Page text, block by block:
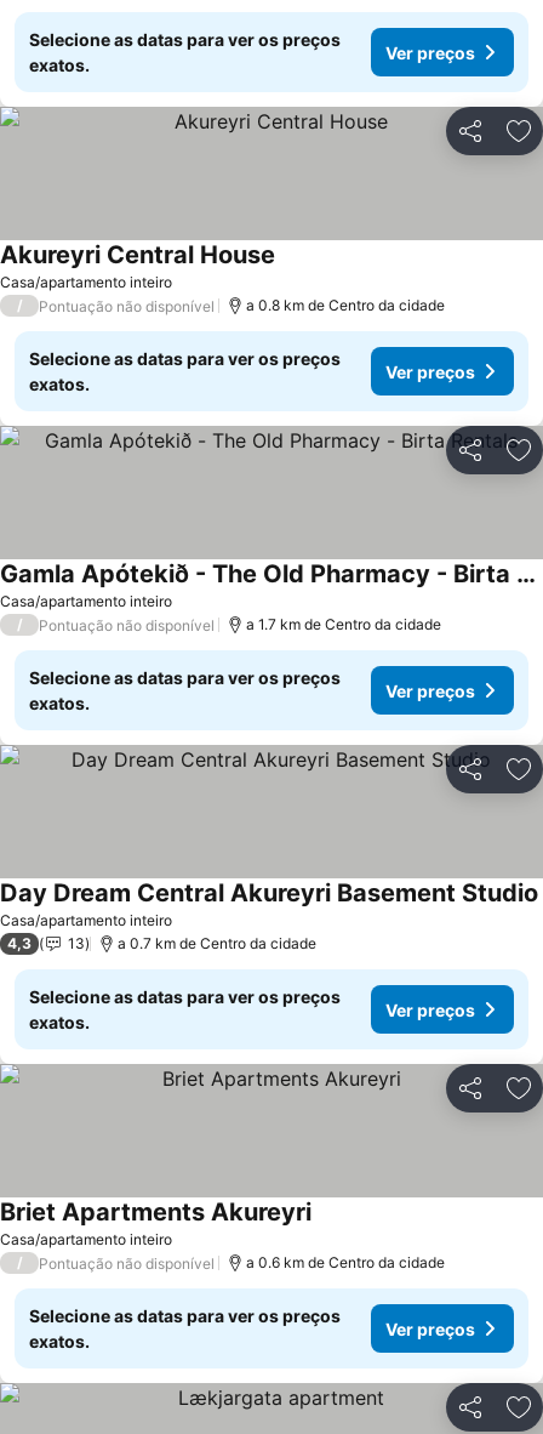
Selecione as datas para ver os preços
exatos.
Ver preços
Partilhar
Casa/apartamento inteiro
Akureyri Central House
/ Pontuação não disponível a 0.8 km de Centro da cidade
Selecione as datas para ver os preços
exatos.
Ver preços
Partilhar
Casa/apartamento inteiro
Gamla Apótekið - The Old Pharmacy - Birta Rentals
/ Pontuação não disponível a 1.7 km de Centro da cidade
Selecione as datas para ver os preços
exatos.
Ver preços
Partilhar
Casa/apartamento inteiro
Day Dream Central Akureyri Basement Studio
4,3 13 a 0.7 km de Centro da cidade
Selecione as datas para ver os preços
exatos.
Ver preços
Partilhar
Casa/apartamento inteiro
Briet Apartments Akureyri
/ Pontuação não disponível a 0.6 km de Centro da cidade
Selecione as datas para ver os preços
exatos.
Ver preços
Partilhar